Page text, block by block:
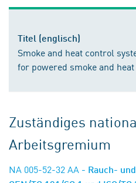
Titel (englisch)
Smoke and heat control
for powered smoke and
Zuständiges
Arbeitsgremium
NA 005-52-32 AA - Rauch-